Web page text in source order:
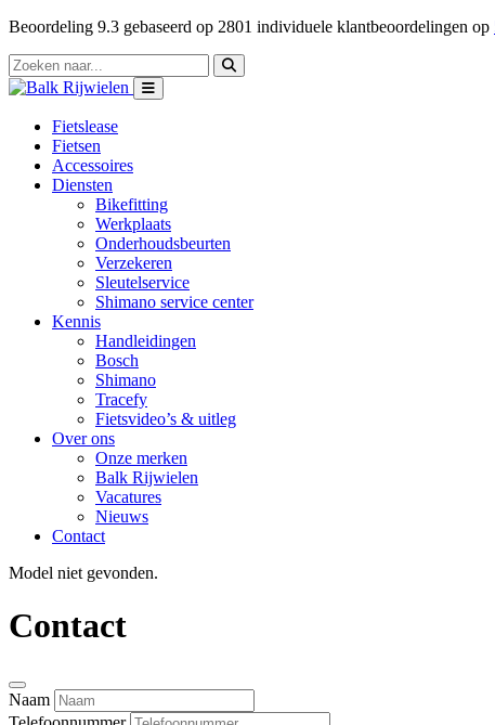
Beoordeling 9.3 gebaseerd op 2801 individuele klantbeoordelingen op
Fietslease
Fietsen
Accessoires
Diensten
Bikefitting
Werkplaats
Onderhoudsbeurten
Verzekeren
Sleutelservice
Shimano service center
Kennis
Handleidingen
Bosch
Shimano
Tracefy
Fietsvideo’s & uitleg
Over ons
Onze merken
Balk Rijwielen
Vacatures
Nieuws
Contact
Model niet gevonden.
Contact
Naam